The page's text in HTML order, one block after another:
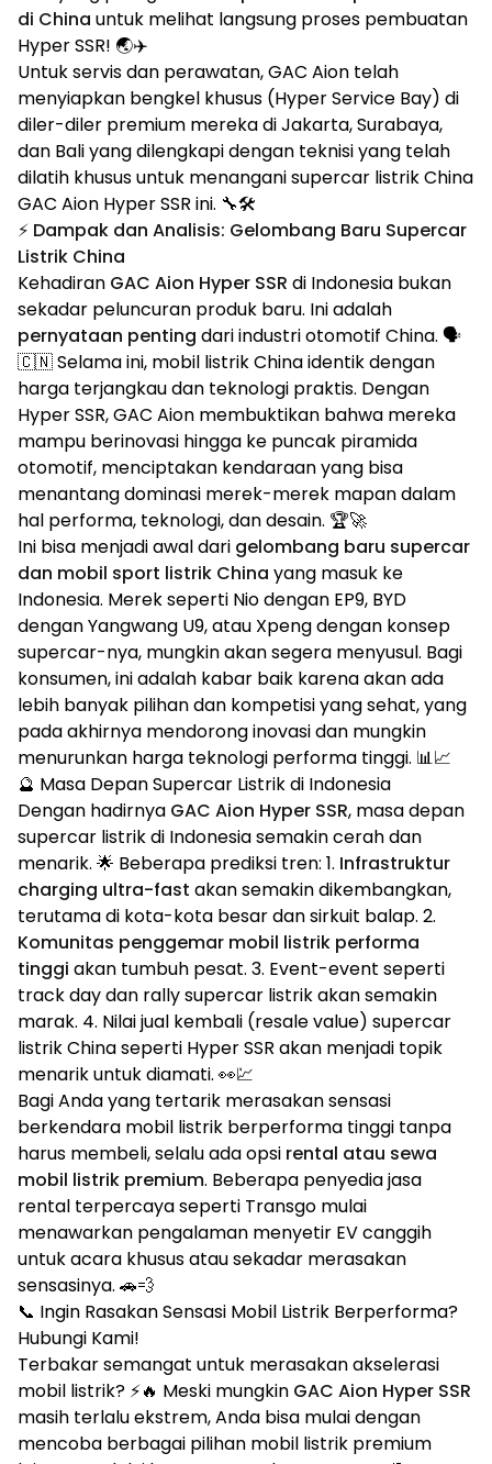
di China untuk melihat langsung proses pembuatan
Hyper SSR! 🌏✈️
Untuk servis dan perawatan, GAC Aion telah
menyiapkan bengkel khusus (Hyper Service Bay) di
diler-diler premium mereka di Jakarta, Surabaya,
dan Bali yang dilengkapi dengan teknisi yang telah
dilatih khusus untuk menangani supercar listrik China
GAC Aion Hyper SSR ini. 🔧🛠️
⚡ Dampak dan Analisis: Gelombang Baru Supercar
Listrik China
Kehadiran GAC Aion Hyper SSR di Indonesia bukan
sekadar peluncuran produk baru. Ini adalah
pernyataan penting dari industri otomotif China. 🗣️
🇨🇳 Selama ini, mobil listrik China identik dengan
harga terjangkau dan teknologi praktis. Dengan
Hyper SSR, GAC Aion membuktikan bahwa mereka
mampu berinovasi hingga ke puncak piramida
otomotif, menciptakan kendaraan yang bisa
menantang dominasi merek-merek mapan dalam
hal performa, teknologi, dan desain. 🏆🚀
Ini bisa menjadi awal dari gelombang baru supercar
dan mobil sport listrik China yang masuk ke
Indonesia. Merek seperti Nio dengan EP9, BYD
dengan Yangwang U9, atau Xpeng dengan konsep
supercar-nya, mungkin akan segera menyusul. Bagi
konsumen, ini adalah kabar baik karena akan ada
lebih banyak pilihan dan kompetisi yang sehat, yang
pada akhirnya mendorong inovasi dan mungkin
menurunkan harga teknologi performa tinggi. 📊📈
🔮 Masa Depan Supercar Listrik di Indonesia
Dengan hadirnya GAC Aion Hyper SSR, masa depan
supercar listrik di Indonesia semakin cerah dan
menarik. 🌟 Beberapa prediksi tren: 1. Infrastruktur
charging ultra-fast akan semakin dikembangkan,
terutama di kota-kota besar dan sirkuit balap. 2.
Komunitas penggemar mobil listrik performa
tinggi akan tumbuh pesat. 3. Event-event seperti
track day dan rally supercar listrik akan semakin
marak. 4. Nilai jual kembali (resale value) supercar
listrik China seperti Hyper SSR akan menjadi topik
menarik untuk diamati. 👀💹
Bagi Anda yang tertarik merasakan sensasi
berkendara mobil listrik berperforma tinggi tanpa
harus membeli, selalu ada opsi rental atau sewa
mobil listrik premium. Beberapa penyedia jasa
rental terpercaya seperti Transgo mulai
menawarkan pengalaman menyetir EV canggih
untuk acara khusus atau sekadar merasakan
sensasinya. 🚗💨
📞 Ingin Rasakan Sensasi Mobil Listrik Berperforma?
Hubungi Kami!
Terbakar semangat untuk merasakan akselerasi
mobil listrik? ⚡🔥 Meski mungkin GAC Aion Hyper SSR
masih terlalu ekstrem, Anda bisa mulai dengan
mencoba berbagai pilihan mobil listrik premium